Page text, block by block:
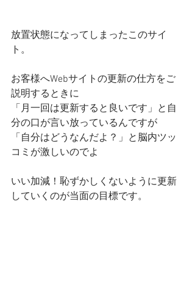
放置状態になってしまったこのサイ
ト。
お客様へWebサイトの更新の仕方をご
説明するときに
「月一回は更新すると良いです」と自
分の口が言い放っているんですが
「自分はどうなんだよ？」と脳内ツッ
コミが激しいのでよ
いい加減！恥ずかしくないように更新
していくのが当面の目標です。